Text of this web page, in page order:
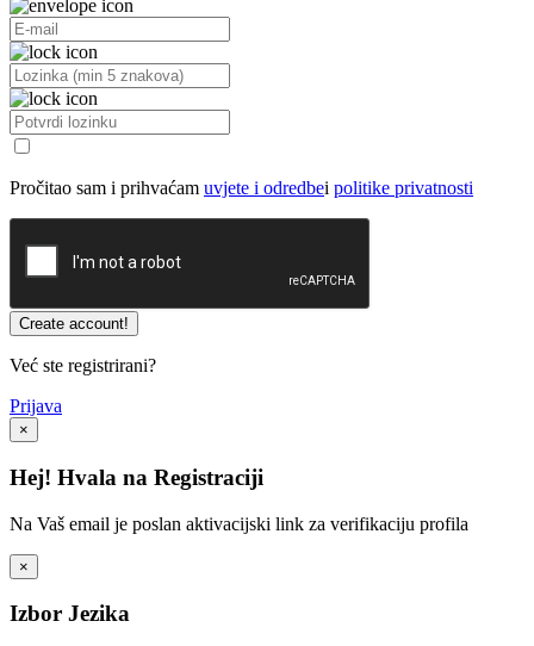
Pročitao sam i prihvaćam uvjete i odredbei politike privatnosti
Već ste registrirani?
Prijava
×
Hej! Hvala na Registraciji
Na Vaš email je poslan aktivacijski link za verifikaciju profila
×
Izbor Jezika